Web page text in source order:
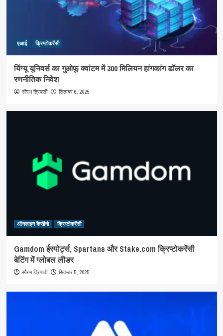
एआई क्रिप्टोकरेंसी
यिंग्यू यूनिवर्स का गुओफू क्वांटम में 300 मिलियन हांगकांग डॉलर का
रणनीतिक निवेश
सौरभ त्रिपाठी सितम्बर 6, 2025
ऑनलाइन कैसीनो क्रिप्टोकरेंसी
Gamdom ईस्पोर्ट्स, Spartans और Stake.com क्रिप्टोकरेंसी
बेटिंग में ग्लोबल लीडर
सौरभ त्रिपाठी सितम्बर 5, 2025